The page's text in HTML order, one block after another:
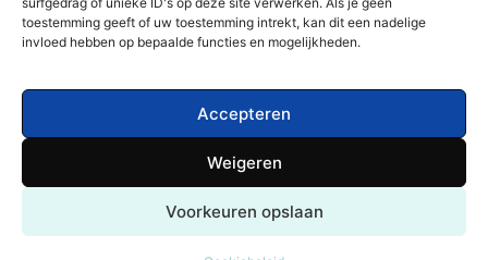
toestemming geeft of uw toestemming intrekt, kan dit een nadelige
invloed hebben op bepaalde functies en mogelijkheden.
Accepteren
Weigeren
Voorkeuren opslaan
Top
De best gelezen stukken op een rij
De ins- en outs van het brandhout in je openhaard
Tips voor de juiste kantoormeubelen